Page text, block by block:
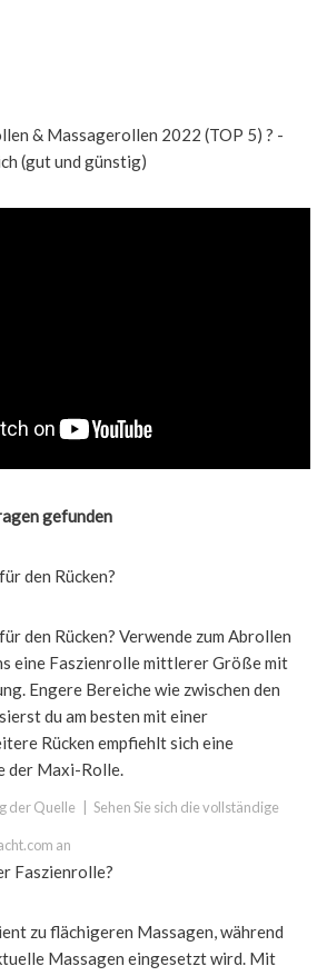
& Massagerollen 2022 (TOP 5) ? -
(gut und günstig)
gefunden
den Rücken?
den Rücken? Verwende zum Abrollen
eine Faszienrolle mittlerer Größe mit
Engere Bereiche wie zwischen den
du am besten mit einer
Rücken empfiehlt sich eine
der Maxi-Rolle.
der Quelle Sehen Sie sich die vollständige
an
Faszienrolle?
zu flächigeren Massagen, während
Massagen eingesetzt wird. Mit